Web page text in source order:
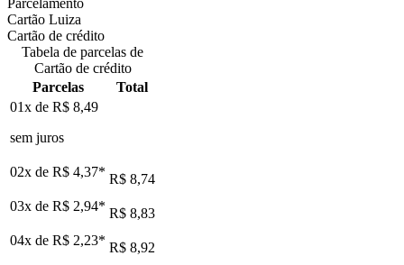
Cartão Luiza
Cartão de crédito
Tabela de parcelas de
Cartão de crédito
Parcelas
Total
01x de R$ 8,49
sem juros
02x de R$ 4,37* R$ 8,74
03x de R$ 2,94* R$ 8,83
04x de R$ 2,23* R$ 8,92